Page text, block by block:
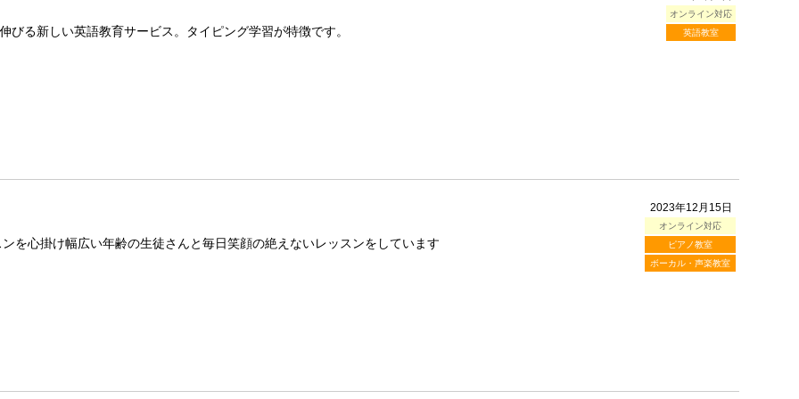
オンライン対応
英語教室
る新しい英語教育サービス。タイピング学習が特徴です。
2023年12月15日
オンライン対応
ピアノ教室
ボーカル・声楽教室
を心掛け幅広い年齢の生徒さんと毎日笑顔の絶えないレッスンをしています